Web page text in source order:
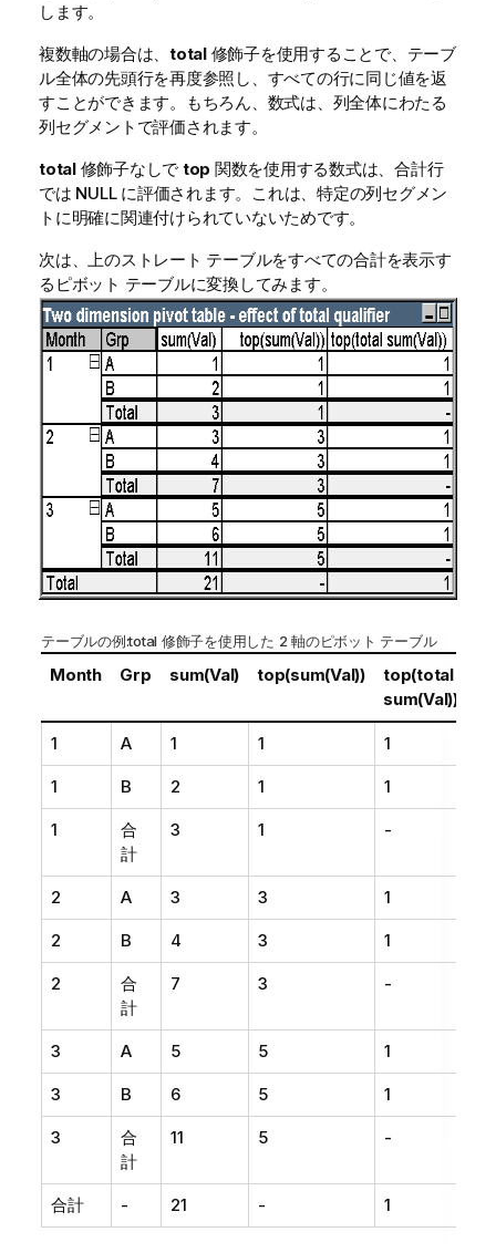
します。
複数軸の場合は、 total修飾子を使用することで、テーブ
ル全体の先頭行を再度参照し、すべての行に同じ値を返
すことができます。もちろん、数式は、列全体にわたる
列セグメントで評価されます。
total修飾子なしで top 関数を使用する数式は、合計行
では NULL に評価されます。これは、特定の列セグメン
トに明確に関連付けられていないためです。
次は、上のストレート テーブルをすべての合計を表示す
るピボット テーブルに変換してみます。
テーブルの例:total 修飾子を使用した 2 軸のピボット テーブル
Month Grp sum(Val) top(sum(Val))
top(total
sum(Val))
1 A 1 1 1
1 B 2 1 1
1
合
計
3 1 -
2 A 3 3 1
2 B 4 3 1
2
合
計
7 3 -
3 A 5 5 1
3 B 6 5 1
3
合
計
11 5 -
合計 - 21 - 1